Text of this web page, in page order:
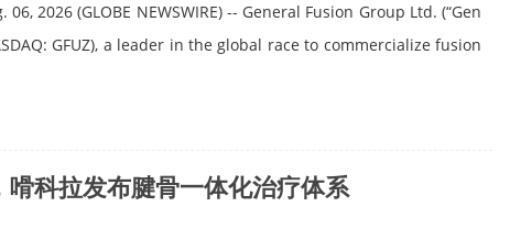
2026 (GLOBE NEWSWIRE) -- General Fusion Group Ltd. (“Gen
GFUZ), a leader in the global race to commercialize fusion
科拉发布腱骨一体化治疗体系